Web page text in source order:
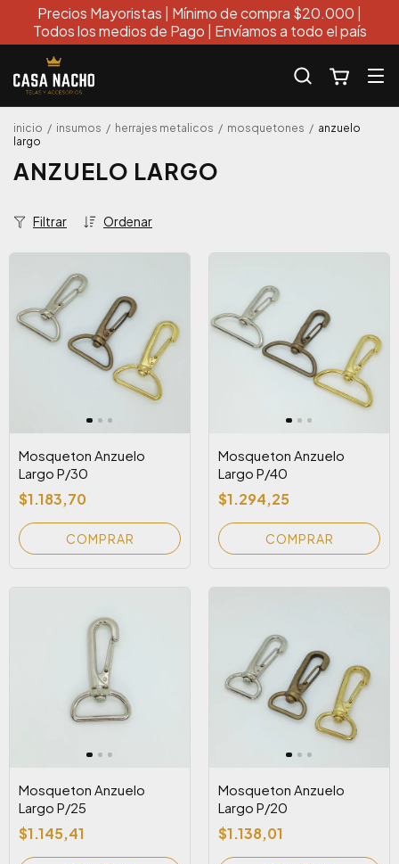
Precios Mayoristas | Mínimo de compra $20.000 |
Todos los medios de Pago | Envíamos a todo el país
inicio / insumos / herrajes metalicos / mosquetones / anzuelo
largo
ANZUELO LARGO
Ordenar
Filtrar
Mosqueton Anzuelo
Largo P/30
$1.183,70
COMPRAR
Mosqueton Anzuelo
Largo P/40
$1.294,25
COMPRAR
Mosqueton Anzuelo
Largo P/25
$1.145,41
Mosqueton Anzuelo
Largo P/20
$1.138,01